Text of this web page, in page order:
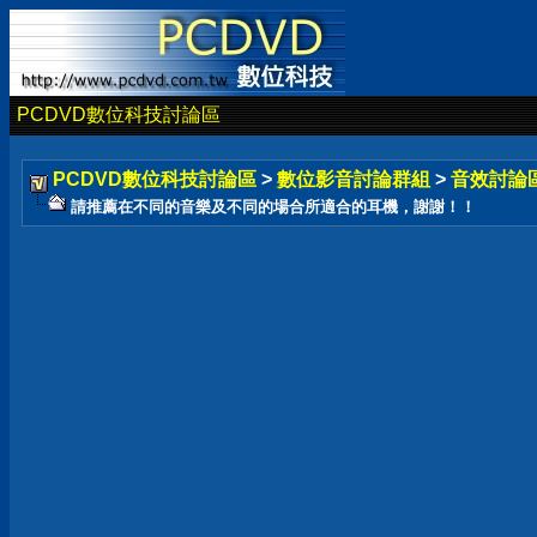
PCDVD數位科技討論區
PCDVD數位科技討論區 > 數位影音討論群組 > 音效討論
請推薦在不同的音樂及不同的場合所適合的耳機，謝謝！！